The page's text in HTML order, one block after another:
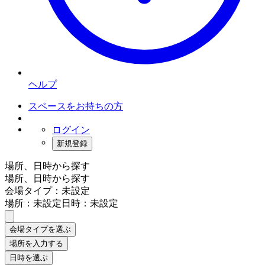
ヘルプ
スペースをお持ちの方
ログイン
新規登録
場所、日時から探す
場所、日時から探す
会場タイプ：未設定
場所：未設定日時：未設定
会場タイプを選ぶ
場所を入力する
日時を選ぶ